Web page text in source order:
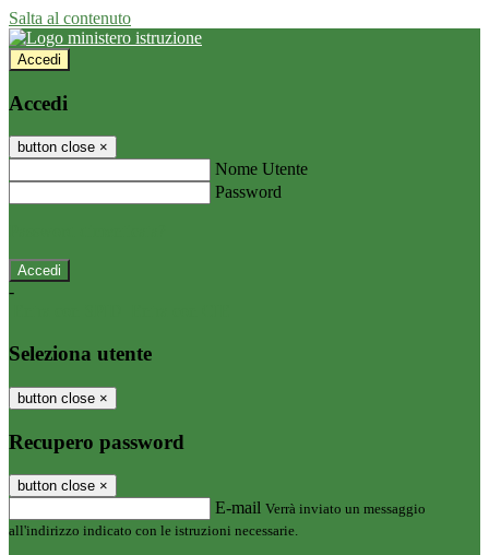
Salta al contenuto
Accedi
Accedi
button close ×
Nome Utente
Password
-
Seleziona utente
button close ×
Recupero password
button close ×
E-mail Verrà inviato un messaggio
all'indirizzo indicato con le istruzioni necessarie.